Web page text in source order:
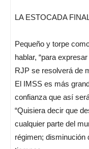
LA ESTOCADA
Pequeño y torpe
hablar, “para
RJP se resolverá de
El IMSS es más
confianza que así
“Quisiera decir que
cualquier parte del
régimen; disminución